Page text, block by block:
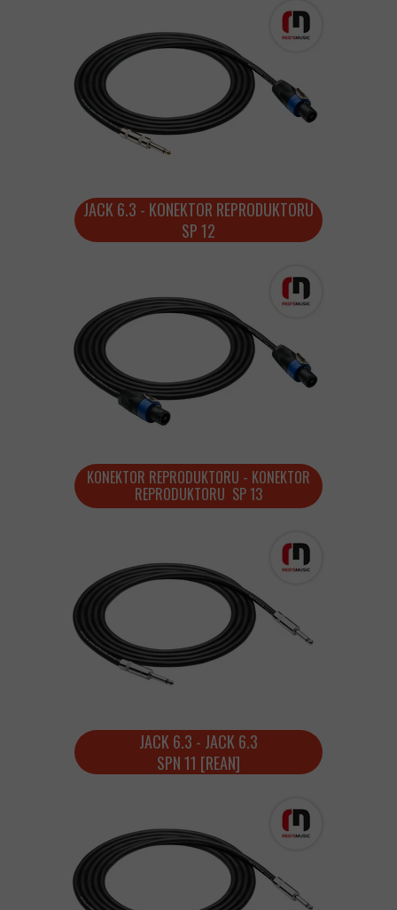
JACK 6.3 - JACK 6.3
SPN 11 [REAN]
KONEKTOR REPRODUKTORU - KONEKTOR
REPRODUKTORU SP 13
JACK 6.3 - KONEKTOR REPRODUKTORU
SP 12